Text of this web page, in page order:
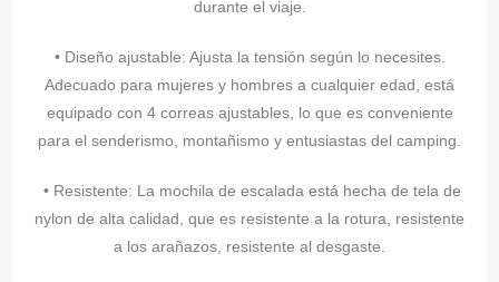
durante el viaje.
• Diseño ajustable: Ajusta la tensión según lo necesites.
Adecuado para mujeres y hombres a cualquier edad, está
equipado con 4 correas ajustables, lo que es conveniente
para el senderismo, montañismo y entusiastas del camping.
• Resistente: La mochila de escalada está hecha de tela de
nylon de alta calidad, que es resistente a la rotura, resistente
a los arañazos, resistente al desgaste.